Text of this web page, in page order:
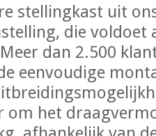
stellingkast uit
die voldoet
dan 2.500
eenvoudige
om het